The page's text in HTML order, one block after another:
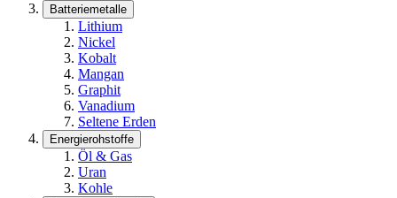
Batteriemetalle
Lithium
Nickel
Kobalt
Mangan
Graphit
Vanadium
Seltene Erden
Energierohstoffe
Öl & Gas
Uran
Kohle